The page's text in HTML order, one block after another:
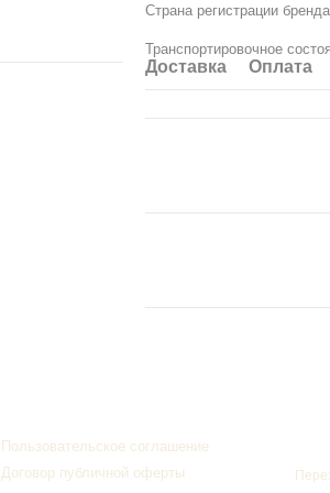
Материалы:
Столешница – ЛДСП
Упакованный заказ
Страна регистрации бренда
Транспортировочное
Доставка Оплата
Пользовательское соглашение
Договор публичной оферты